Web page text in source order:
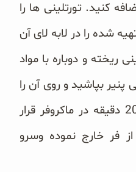
کنید. تورتلینی ها را
شده را در لابه لای آن
ریخته و دوباره با مواد
بپاشید و روی آن را
فویل بکشید و به مدت 20 دقیقه در ماکروفر قرار
از فر خارج نموده وسرو